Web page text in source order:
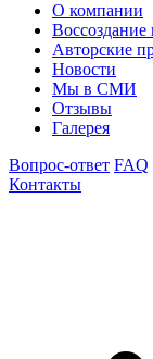
О компании
Воссоздание
Авторские
Новости
Мы в СМИ
Отзывы
Галерея
Вопрос-ответ FAQ
Контакты